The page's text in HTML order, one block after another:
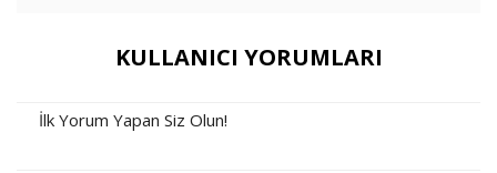
KULLANICI YORUMLARI
İlk Yorum Yapan Siz Olun!